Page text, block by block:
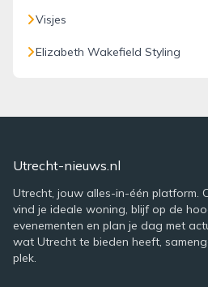
Visjes
Elizabeth Wakefield Styling
Utrecht-nieuws.nl
Utrecht, jouw alles-in-één platform.
vind je ideale woning, blijf op de
evenementen en plan je dag met
wat Utrecht te bieden heeft,
plek.